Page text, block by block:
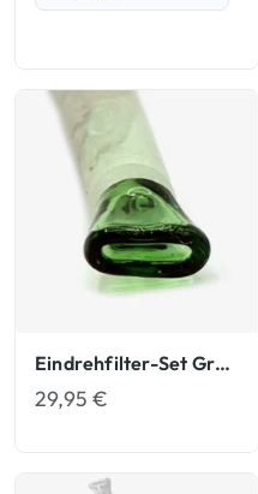
Eindrehfilter-Set Grün Glasfilter Eindreh-Filter
29,95€